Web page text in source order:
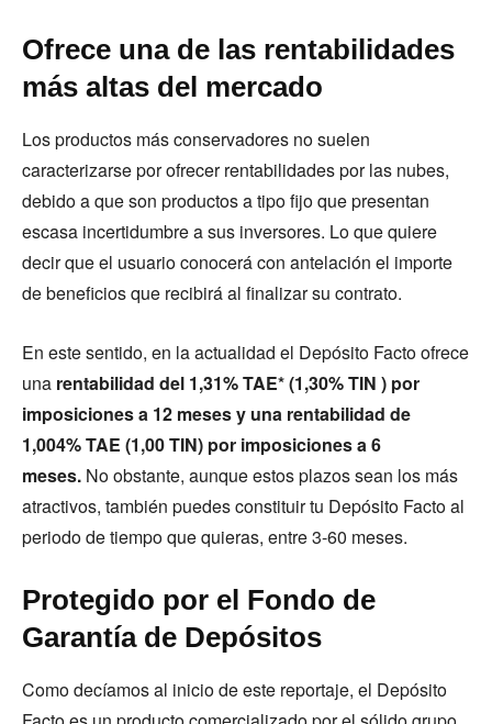
Ofrece una de las rentabilidades
más altas del mercado
Los productos más conservadores no suelen
caracterizarse por ofrecer rentabilidades por las nubes,
debido a que son productos a tipo fijo que presentan
escasa incertidumbre a sus inversores. Lo que quiere
decir que el usuario conocerá con antelación el importe
de beneficios que recibirá al finalizar su contrato.
En este sentido, en la actualidad el Depósito Facto ofrece
una rentabilidad del 1,31% TAE* (1,30% TIN ) por
imposiciones a 12 meses y una rentabilidad de
1,004% TAE (1,00 TIN) por imposiciones a 6
meses. No obstante, aunque estos plazos sean los más
atractivos, también puedes constituir tu Depósito Facto al
periodo de tiempo que quieras, entre 3-60 meses.
Protegido por el Fondo de
Garantía de Depósitos
Como decíamos al inicio de este reportaje, el Depósito